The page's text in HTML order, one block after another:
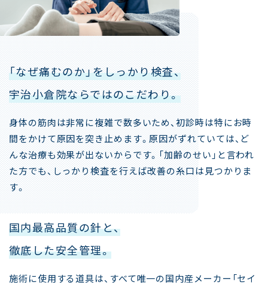
「なぜ痛むのか」をしっかり検査、
宇治小倉院ならではのこだわり。
身体の筋肉は非常に複雑で数多いため、初診時は特にお時
間をかけて原因を突き止めます。原因がずれていては、ど
んな治療も効果が出ないからです。「加齢のせい」と言われ
た方でも、しっかり検査を行えば改善の糸口は見つかりま
す。
国内最高品質の針と、
徹底した安全管理。
施術に使用する道具は、すべて唯一の国内産メーカー「セイ